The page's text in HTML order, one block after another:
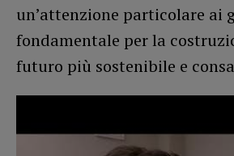
un’attenzione particolare ai
fondamentale per la
futuro più sostenibile e